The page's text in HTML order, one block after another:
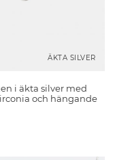
ÄKTA SILVER
i äkta silver med
och hängande